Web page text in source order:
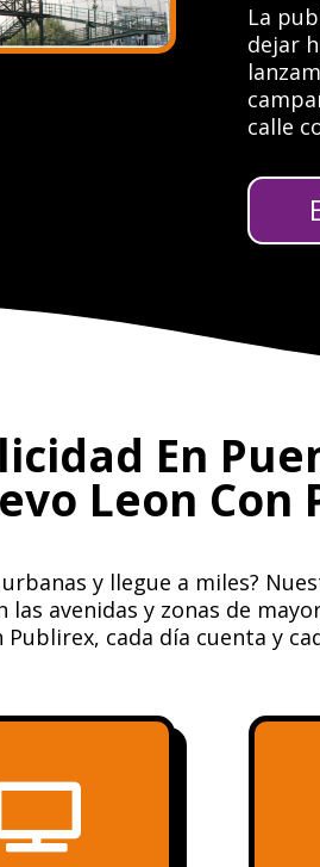
La
dejar
calle
En
Leon Con
y llegue a miles?
avenidas y zonas de
Publirex, cada día cuenta y